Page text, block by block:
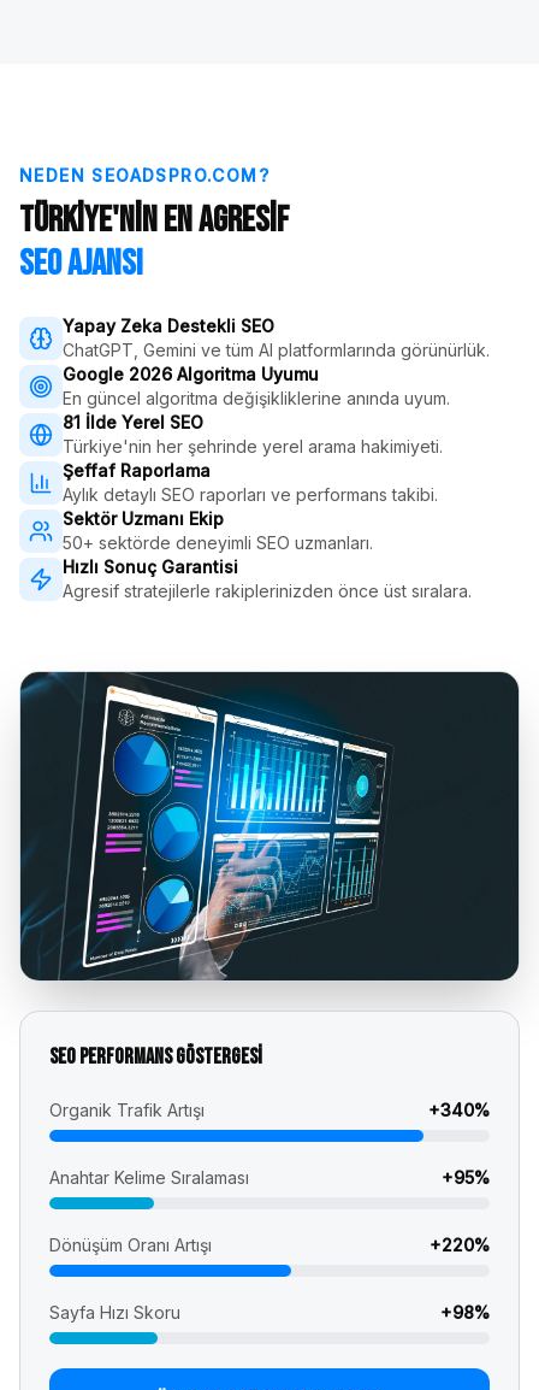
NEDEN SEOADSPRO.COM?
Türkiye'nin En Agresif
SEO Ajansı
Yapay Zeka Destekli SEO
ChatGPT, Gemini ve tüm AI platformlarında görünürlük.
Google 2026 Algoritma Uyumu
En güncel algoritma değişikliklerine anında uyum.
81 İlde Yerel SEO
Türkiye'nin her şehrinde yerel arama hakimiyeti.
Şeffaf Raporlama
Aylık detaylı SEO raporları ve performans takibi.
Sektör Uzmanı Ekip
50+ sektörde deneyimli SEO uzmanları.
Hızlı Sonuç Garantisi
Agresif stratejilerle rakiplerinizden önce üst sıralara.
SEO Performans Göstergesi
Organik Trafik Artışı +340%
Anahtar Kelime Sıralaması +95%
Dönüşüm Oranı Artışı +220%
Sayfa Hızı Skoru +98%